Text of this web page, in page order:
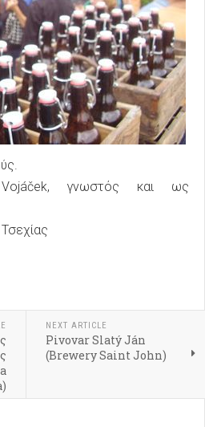
γνωστός και ως
NEXT ARTICLE
Pivovar Slatý Ján
(Brewery Saint John)